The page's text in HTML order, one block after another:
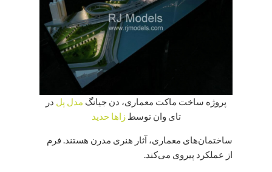
پروژه ساخت ماکت معماری، دن جیانگ مدل پل در
تای وان توسطزاها حدید
ساختمان‌های معماری، آثار هنری مدرن هستند. فرم
از عملکرد پیروی می‌کند.